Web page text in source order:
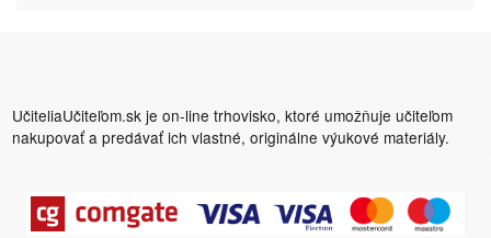
UčiteliaUčiteľom.sk je on-line trhovisko, ktoré umožňuje učiteľom
nakupovať a predávať ich vlastné, originálne výukové materiály.